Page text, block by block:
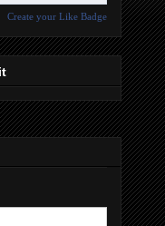
Create your Like Badge